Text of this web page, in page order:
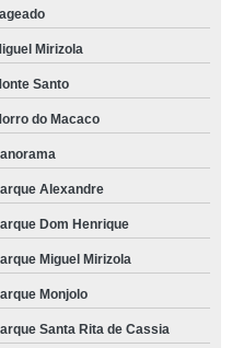
Turiguara
Caiapia
Carolina
Pedras
Paulista
Mirizola
Santo
do Macaco
Alexandre
Dom Henrique
Miguel Mirizola
Monjolo
Santa Rita de Cassia